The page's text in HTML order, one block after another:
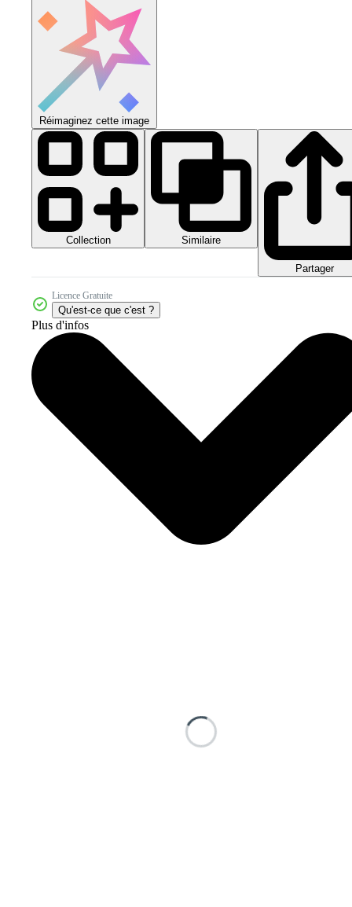
Réimaginez cette image
Collection Similaire
Partager
Licence Gratuite
Qu'est-ce que c'est ?
Plus d'infos